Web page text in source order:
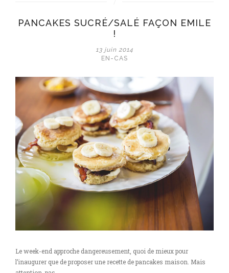
PANCAKES SUCRÉ/SALÉ FAÇON EMILE
!
13 juin 2014
EN-CAS
Le week-end approche dangereusement, quoi de mieux pour
l’inaugurer que de proposer une recette de pancakes maison. Mais